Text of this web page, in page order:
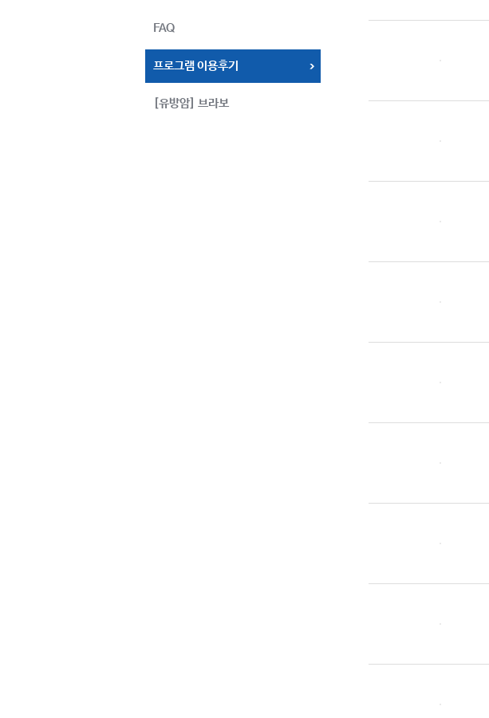
FAQ
프로그램 이용후기
[유방암] 브라보